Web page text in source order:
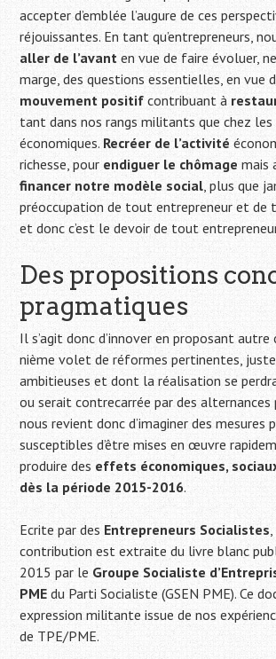
accepter d’emblée l’augure de ces
réjouissantes. En tant qu’entrepreneurs,
aller de l’avant en vue de faire évoluer,
marge, des questions essentielles, en vue
mouvement positif contribuant à
tant dans nos rangs militants que chez les
économiques.Recréer de l’activité
richesse, pour endiguer le chômage mais
financer notre modèle social, plus que
préoccupation de tout entrepreneur et de
et donc c’est le devoir de tout
Des propositions
pragmatiques
Il s’agit donc d’innover en proposant autre
nième volet de réformes pertinentes,
ambitieuses et dont la réalisation se
ou serait contrecarrée par des
nous revient donc d’imaginer des mesures
susceptibles d’être mises en œuvre
produire des effets économiques,
dès la période 2015-2016.
Ecrite par des Entrepreneurs Socialistes
contribution est extraite du livre blanc
2015 par le Groupe Socialiste
PME du Parti Socialiste (GSEN PME). Ce
expression militante issue de nos
de TPE/PME.